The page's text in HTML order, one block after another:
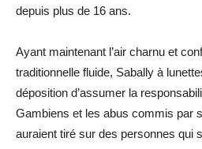
depuis plus de 16 ans.
Ayant maintenant l’air charnu et
traditionnelle fluide, Sabally à
déposition d’assumer la
Gambiens et les abus commis par
auraient tiré sur des personnes qui